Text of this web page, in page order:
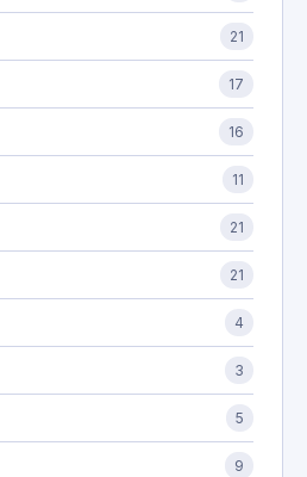
21
17
16
11
21
21
4
3
5
9